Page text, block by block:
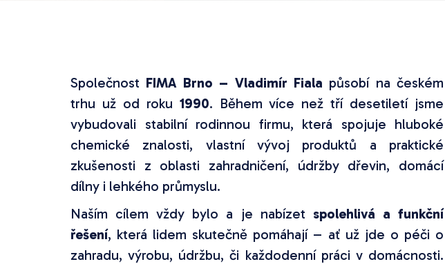
Společnost FIMA Brno – Vladimír Fiala působí na českém
trhu už od roku 1990. Během více než tří desetiletí jsme
vybudovali stabilní rodinnou firmu, která spojuje hluboké
chemické znalosti, vlastní vývoj produktů a praktické
zkušenosti z oblasti zahradničení, údržby dřevin, domácí
dílny i lehkého průmyslu.
Naším cílem vždy bylo a je nabízet spolehlivá a funkční
řešení, která lidem skutečně pomáhají – ať už jde o péči o
zahradu, výrobu, údržbu, či každodenní práci v domácnosti.